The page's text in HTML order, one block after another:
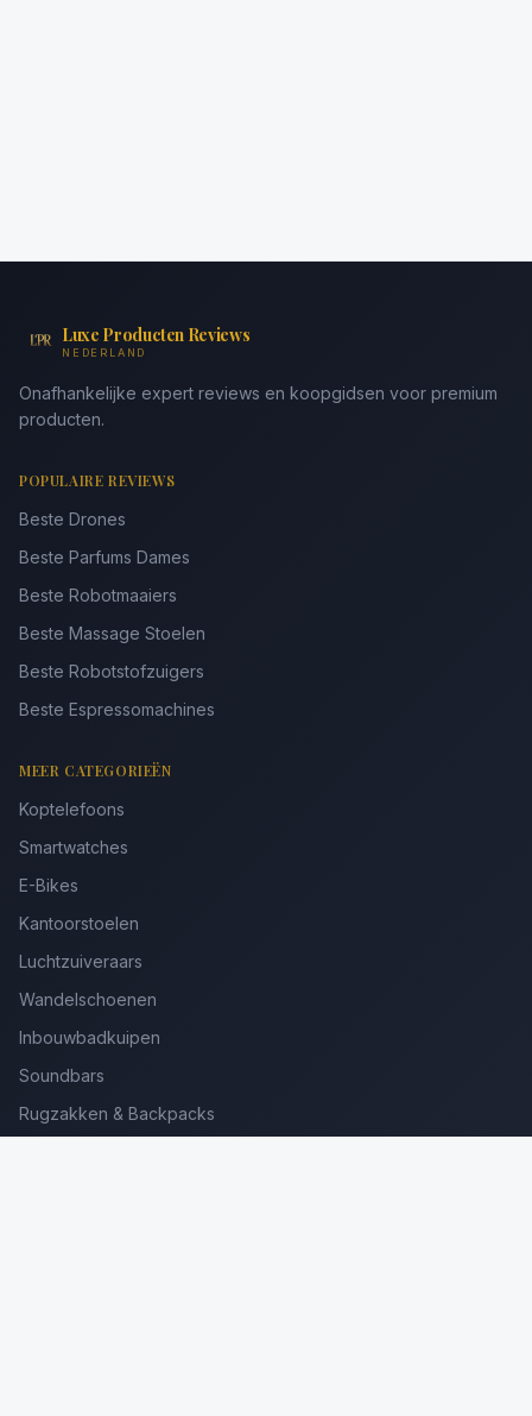
Luxe Producten Reviews
NEDERLAND
Onafhankelijke expert reviews en koopgidsen voor premium
producten.
POPULAIRE REVIEWS
Beste Drones
Beste Parfums Dames
Beste Robotmaaiers
Beste Massage Stoelen
Beste Robotstofzuigers
Beste Espressomachines
MEER CATEGORIEËN
Koptelefoons
Smartwatches
E-Bikes
Kantoorstoelen
Luchtzuiveraars
Wandelschoenen
Inbouwbadkuipen
Soundbars
Rugzakken & Backpacks